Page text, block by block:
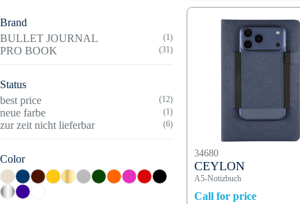
Brand
BULLET JOURNAL
(1)
PRO BOOK (31)
Status
best price
(12)
neue farbe (1)
zur zeit nicht lieferbar (6)
Color 34680
CEYLON
A5-Notizbuch
Call for price